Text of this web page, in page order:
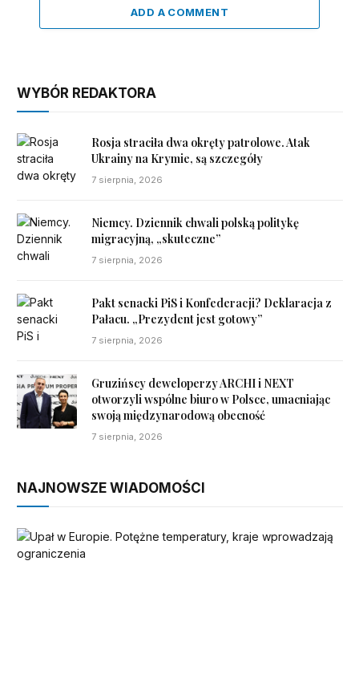
ADD A COMMENT
WYBÓR REDAKTORA
Rosja straciła dwa okręty patrolowe. Atak
Ukrainy na Krymie, są szczegóły
7 sierpnia, 2026
Niemcy. Dziennik chwali polską politykę
migracyjną, „skuteczne”
7 sierpnia, 2026
Pakt senacki PiS i Konfederacji? Deklaracja z
Pałacu. „Prezydent jest gotowy”
7 sierpnia, 2026
Gruzińscy deweloperzy ARCHI i NEXT
otworzyli wspólne biuro w Polsce, umacniając
swoją międzynarodową obecność
7 sierpnia, 2026
NAJNOWSZE WIADOMOŚCI